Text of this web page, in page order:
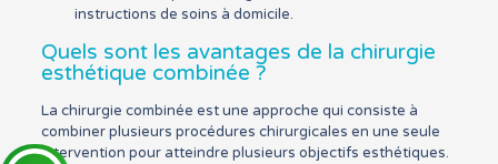
instructions de soins à domicile.
Quels sont les avantages de la chirurgie
esthétique combinée ?
La chirurgie combinée est une approche qui consiste à
combiner plusieurs procédures chirurgicales en une seule
intervention pour atteindre plusieurs objectifs esthétiques.